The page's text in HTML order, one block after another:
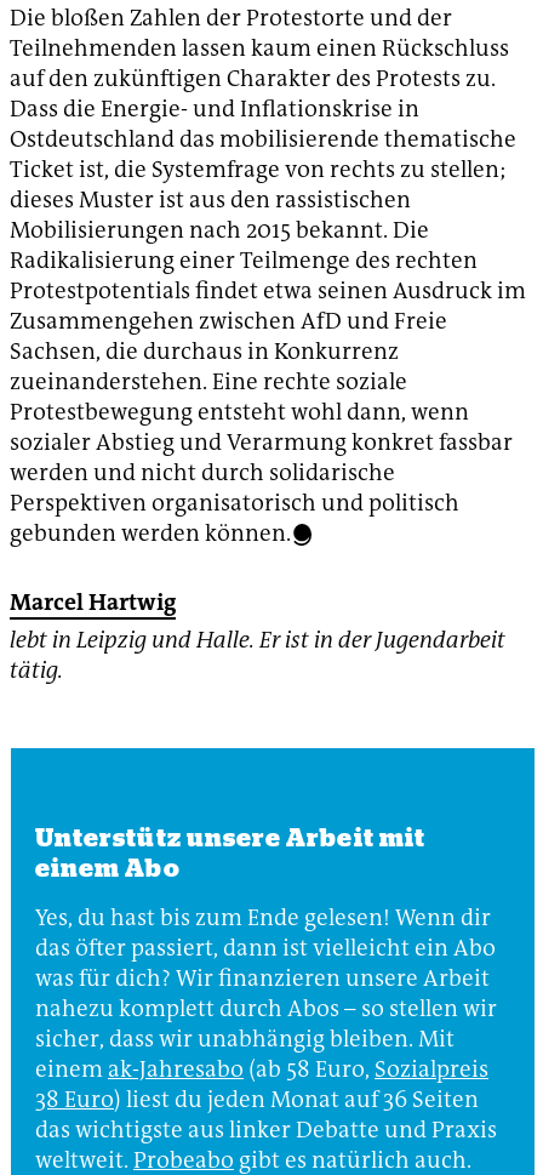
Die bloßen Zahlen der Protestorte und der
Teilnehmenden lassen kaum einen Rückschluss
auf den zukünftigen Charakter des Protests zu.
Dass die Energie- und Inflationskrise in
Ostdeutschland das mobilisierende thematische
Ticket ist, die Systemfrage von rechts zu stellen;
dieses Muster ist aus den rassistischen
Mobilisierungen nach 2015 bekannt. Die
Radikalisierung einer Teilmenge des rechten
Protestpotentials findet etwa seinen Ausdruck im
Zusammengehen zwischen AfD und Freie
Sachsen, die durchaus in Konkurrenz
zueinanderstehen. Eine rechte soziale
Protestbewegung entsteht wohl dann, wenn
sozialer Abstieg und Verarmung konkret fassbar
werden und nicht durch solidarische
Perspektiven organisatorisch und politisch
gebunden werden können.
Marcel Hartwig
lebt in Leipzig und Halle. Er ist in der Jugendarbeit
tätig.
Unterstütz unsere Arbeit mit
einem Abo
Yes, du hast bis zum Ende gelesen! Wenn dir
das öfter passiert, dann ist vielleicht ein Abo
was für dich? Wir finanzieren unsere Arbeit
nahezu komplett durch Abos – so stellen wir
sicher, dass wir unabhängig bleiben. Mit
einemak-Jahresabo (ab 58 Euro, Sozialpreis
38 Euro) liest du jeden Monat auf 36 Seiten
das wichtigste aus linker Debatte und Praxis
weltweit. Probeabo gibt es natürlich auch.